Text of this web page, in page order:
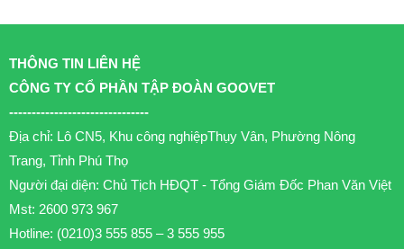
THÔNG TIN LIÊN HỆ
CÔNG TY CỔ PHẦN TẬP ĐOÀN GOOVET
-------------------------------
Địa chỉ: Lô CN5, Khu công nghiệpThụy Vân, Phường Nông
Trang, Tỉnh Phú Thọ
Người đại diện: Chủ Tịch HĐQT - Tổng Giám Đốc Phan Văn Việt
Mst: 2600 973 967
Hotline: (0210)3 555 855 – 3 555 955